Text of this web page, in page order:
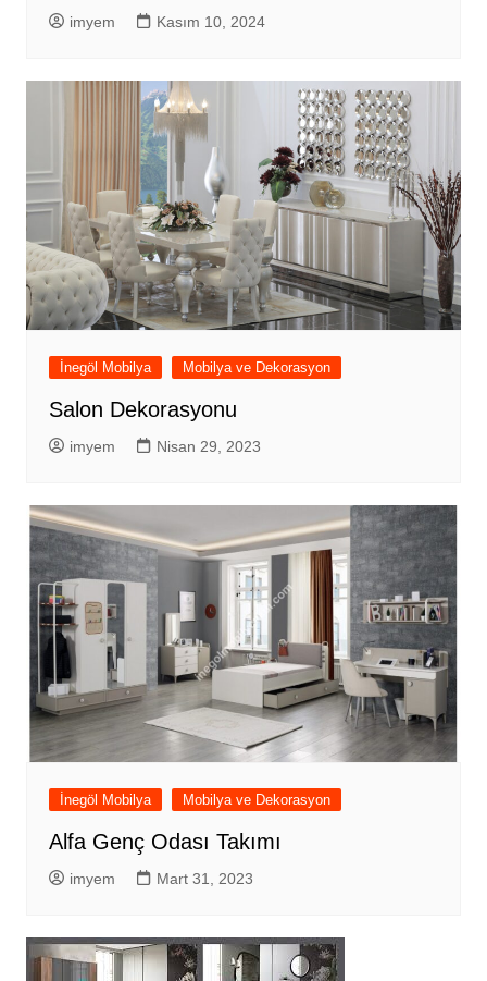
imyem Kasım 10, 2024
İnegöl Mobilya Mobilya ve Dekorasyon
Salon Dekorasyonu
imyem Nisan 29, 2023
İnegöl Mobilya Mobilya ve Dekorasyon
Alfa Genç Odası Takımı
imyem Mart 31, 2023